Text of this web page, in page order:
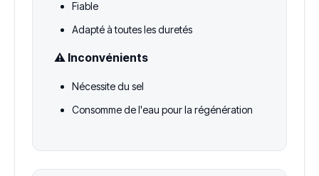
Fiable
Adapté à toutes les duretés
⚠️ Inconvénients
Nécessite du sel
Consomme de l'eau pour la régénération